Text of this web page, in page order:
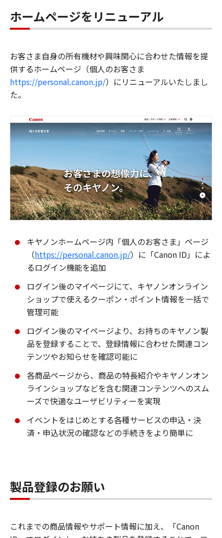
ホームページをリニューアル
お客さま自身の所有機材や興味関心に合わせた情報を提
供するホームページ（個人のお客さま
https://personal.canon.jp/）にリニューアルいたしまし
た。
キヤノンホームページ内「個人のお客さま」ページ
（https://personal.canon.jp/）に「Canon ID」によ
るログイン機能を追加
ログイン後のマイページにて、キヤノンオンライン
ショップで使えるクーポン・ポイント情報を一括で
管理可能
ログイン後のマイページより、お持ちのキヤノン製
品を登録することで、登録情報に合わせた関連コン
テンツやお知らせを確認可能に
各商品ページから、商品の特長紹介やキヤノンオン
ラインショップなどを含む関連コンテンツへのスム
ーズで快適なユーザビリティーを実現
イベントをはじめとする各種サービスの申込・決
済・申込状況の確認などの手続きをより簡単に
製品登録のお願い
これまでの商品情報やサポート情報に加え、「Canon